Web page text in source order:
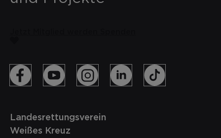
Landesrettungsverein
Weißes Kreuz